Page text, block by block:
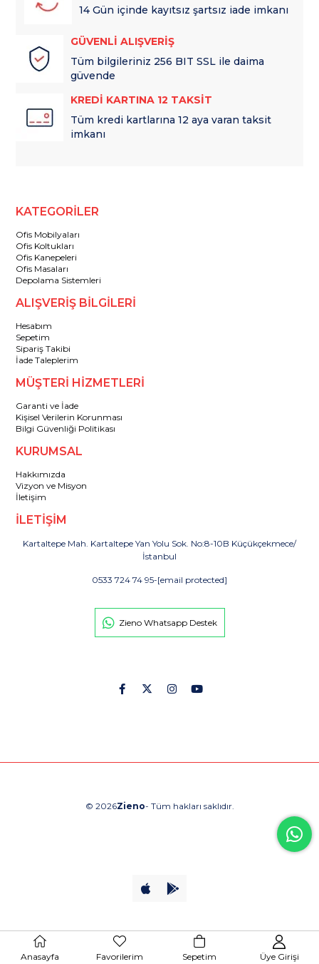
14 Gün içinde kayıtsız şartsız iade imkanı
GÜVENLİ ALIŞVERİŞ
Tüm bilgileriniz 256 BIT SSL ile daima
güvende
KREDİ KARTINA 12 TAKSİT
Tüm kredi kartlarına 12 aya varan taksit
imkanı
KATEGORİLER
Ofis Mobilyaları
Ofis Koltukları
Ofis Kanepeleri
Ofis Masaları
Depolama Sistemleri
ALIŞVERİŞ BİLGİLERİ
Hesabım
Sepetim
Sipariş Takibi
İade Taleplerim
MÜŞTERİ HİZMETLERİ
Garanti ve İade
Kişisel Verilerin Korunması
Bilgi Güvenliği Politikası
KURUMSAL
Hakkımızda
Vizyon ve Misyon
İletişim
İLETİŞİM
Kartaltepe Mah. Kartaltepe Yan Yolu Sok. No:8-10B Küçükçekmece/
İstanbul
0533 724 74 95-[email protected]
Zieno Whatsapp Destek
© 2026Zieno- Tüm hakları saklıdır.
Anasayfa Favorilerim Sepetim Üye Girişi